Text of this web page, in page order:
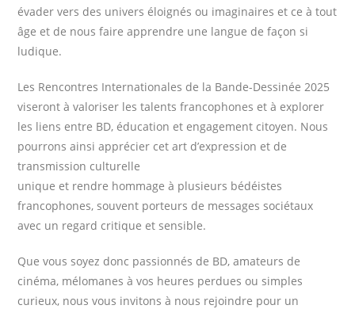
évader vers des univers éloignés ou imaginaires et ce à tout
âge et de nous faire apprendre une langue de façon si
ludique.
Les Rencontres Internationales de la Bande-Dessinée 2025
viseront à valoriser les talents francophones et à explorer
les liens entre BD, éducation et engagement citoyen. Nous
pourrons ainsi apprécier cet art d’expression et de
transmission culturelle
unique et rendre hommage à plusieurs bédéistes
francophones, souvent porteurs de messages sociétaux
avec un regard critique et sensible.
Que vous soyez donc passionnés de BD, amateurs de
cinéma, mélomanes à vos heures perdues ou simples
curieux, nous vous invitons à nous rejoindre pour un